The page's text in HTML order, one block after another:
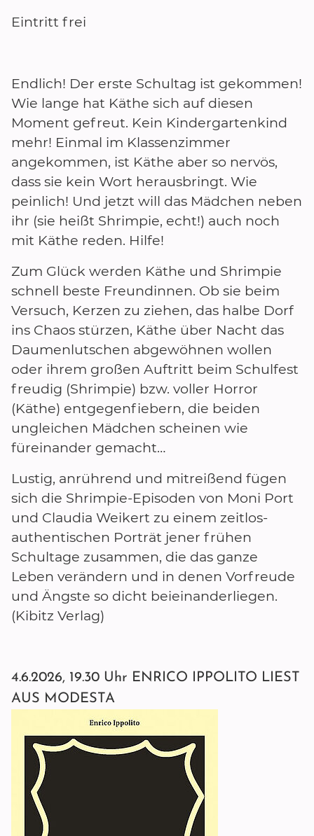
Eintritt frei
Endlich! Der erste Schultag ist gekommen!
Wie lange hat Käthe sich auf diesen
Moment gefreut. Kein Kindergartenkind
mehr! Einmal im Klassenzimmer
angekommen, ist Käthe aber so nervös,
dass sie kein Wort herausbringt. Wie
peinlich! Und jetzt will das Mädchen neben
ihr (sie heißt Shrimpie, echt!) auch noch
mit Käthe reden. Hilfe!
Zum Glück werden Käthe und Shrimpie
schnell beste Freundinnen. Ob sie beim
Versuch, Kerzen zu ziehen, das halbe Dorf
ins Chaos stürzen, Käthe über Nacht das
Daumenlutschen abgewöhnen wollen
oder ihrem großen Auftritt beim Schulfest
freudig (Shrimpie) bzw. voller Horror
(Käthe) entgegenfiebern, die beiden
ungleichen Mädchen scheinen wie
füreinander gemacht…
Lustig, anrührend und mitreißend fügen
sich die Shrimpie-Episoden von Moni Port
und Claudia Weikert zu einem zeitlos-
authentischen Porträt jener frühen
Schultage zusammen, die das ganze
Leben verändern und in denen Vorfreude
und Ängste so dicht beieinanderliegen.
(Kibitz Verlag)
4.6.2026, 19.30 Uhr ENRICO IPPOLITO LIEST
AUS MODESTA